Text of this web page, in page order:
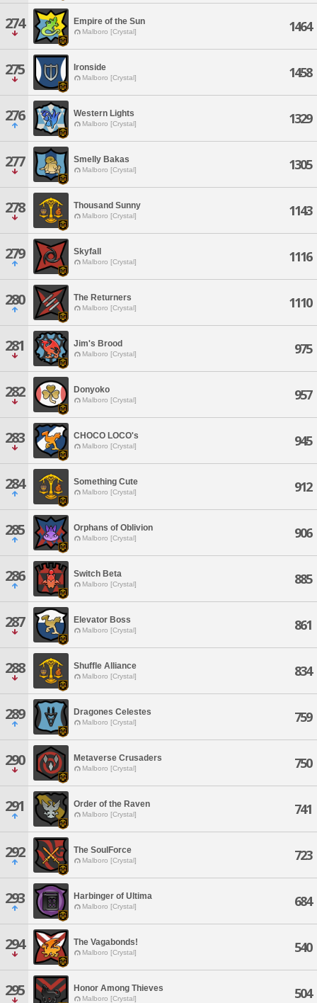
274 Empire of the Sun
Malboro [Crystal] 1464
275 Ironside
Malboro [Crystal] 1458
276 Western Lights
Malboro [Crystal] 1329
277 Smelly Bakas
Malboro [Crystal] 1305
278 Thousand Sunny
Malboro [Crystal] 1143
279 Skyfall
Malboro [Crystal] 1116
280 The Returners
Malboro [Crystal] 1110
281 Jim's Brood
Malboro [Crystal] 975
282 Donyoko
Malboro [Crystal] 957
283 CHOCO LOCO's
Malboro [Crystal] 945
284 Something Cute
Malboro [Crystal] 912
285 Orphans of Oblivion
Malboro [Crystal] 906
286 Switch Beta
Malboro [Crystal] 885
287 Elevator Boss
Malboro [Crystal] 861
288 Shuffle Alliance
Malboro [Crystal] 834
289 Dragones Celestes
Malboro [Crystal] 759
290 Metaverse Crusaders
Malboro [Crystal] 750
291 Order of the Raven
Malboro [Crystal] 741
292 The SoulForce
Malboro [Crystal] 723
293 Harbinger of Ultima
Malboro [Crystal] 684
294 The Vagabonds!
Malboro [Crystal] 540
295 Honor Among Thieves
Malboro [Crystal] 504